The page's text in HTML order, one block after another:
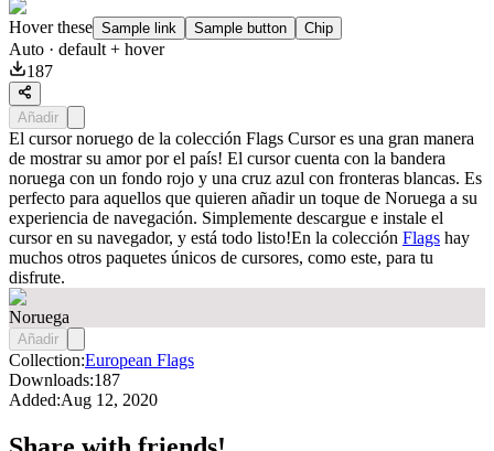
Hover these Sample link Sample button Chip
Auto · default + hover
187
Añadir
El cursor noruego de la colección Flags Cursor es una gran manera
de mostrar su amor por el país! El cursor cuenta con la bandera
noruega con un fondo rojo y una cruz azul con fronteras blancas. Es
perfecto para aquellos que quieren añadir un toque de Noruega a su
experiencia de navegación. Simplemente descargue e instale el
cursor en su navegador, y está todo listo!En la colección Flags hay
muchos otros paquetes únicos de cursores, como este, para tu
disfrute.
Noruega
Añadir
Collection:European Flags
Downloads:187
Added:Aug 12, 2020